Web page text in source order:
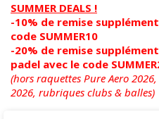
SUMMER DEALS !
-10% de remise
code SUMMER10
-20% de remise
padel avec le code
(hors raquettes Pure Aero
2026, rubriques clubs & balles)